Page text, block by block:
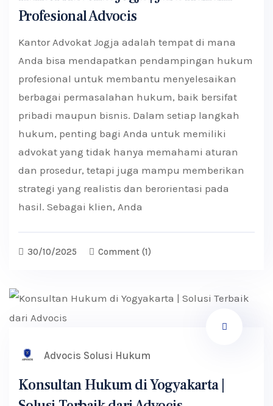
Profesional Advocis
Kantor Advokat Jogja adalah tempat di mana
Anda bisa mendapatkan pendampingan hukum
profesional untuk membantu menyelesaikan
berbagai permasalahan hukum, baik bersifat
pribadi maupun bisnis. Dalam setiap langkah
hukum, penting bagi Anda untuk memiliki
advokat yang tidak hanya memahami aturan
dan prosedur, tetapi juga mampu memberikan
strategi yang realistis dan berorientasi pada
hasil. Sebagai klien, Anda
30/10/2025 Comment (1)
Advocis Solusi Hukum
Konsultan Hukum di Yogyakarta |